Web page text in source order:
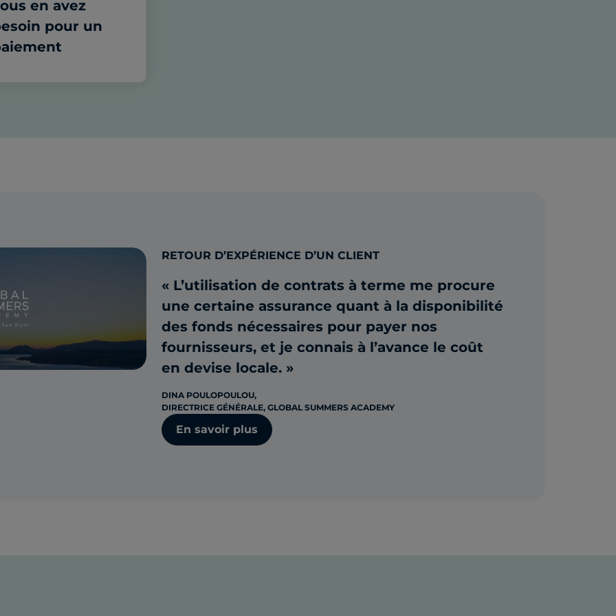
en avez
pour un
RETOUR D’EXPÉRIENCE D’UN CLIENT
« L’utilisation de contrats à terme me procure
une certaine assurance quant à la disponibilité
des fonds nécessaires pour payer nos
fournisseurs, et je connais à l’avance le coût
en devise locale. »
DINA POULOPOULOU,
DIRECTRICE GÉNÉRALE, GLOBAL SUMMERS ACADEMY
En savoir plus